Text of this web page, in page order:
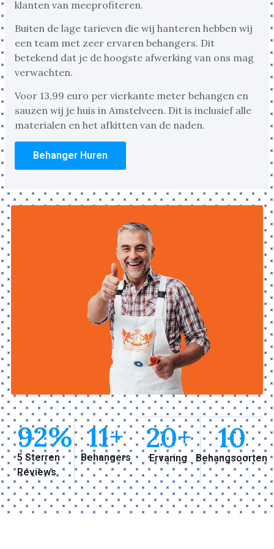
klanten van meeprofiteren.
Buiten de lage tarieven die wij hanteren hebben wij
een team met zeer ervaren behangers. Dit
betekend dat je de hoogste afwerking van ons mag
verwachten.
Voor 13,99 euro per vierkante meter behangen en
sauzen wij je huis in Amstelveen. Dit is inclusief alle
materialen en het afkitten van de naden.
Behanger Huren
5 Sterren
Reviews
92%
Behangers
11+
Ervaring
20+
Behangsoorten
10